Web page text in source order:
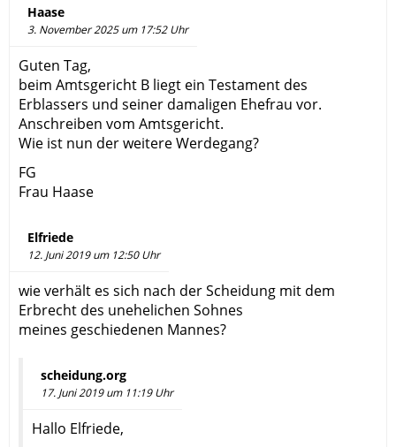
Haase
3. November 2025 um 17:52 Uhr
Guten Tag,
beim Amtsgericht B liegt ein Testament des
Erblassers und seiner damaligen Ehefrau vor.
Anschreiben vom Amtsgericht.
Wie ist nun der weitere Werdegang?
FG
Frau Haase
Elfriede
12. Juni 2019 um 12:50 Uhr
wie verhält es sich nach der Scheidung mit dem
Erbrecht des unehelichen Sohnes
meines geschiedenen Mannes?
scheidung.org
17. Juni 2019 um 11:19 Uhr
Hallo Elfriede,